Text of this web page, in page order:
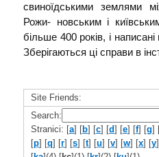
свиноїдськими землями
Рожи- новським і
більше 400 років, і
Зберігаються ці справи в
Site Friends:
Search:
Stranici: [a] [b] [c] [d] [e] [f] [g]
[p] [q] [r] [s] [t] [u] [v] [w] [x] [y